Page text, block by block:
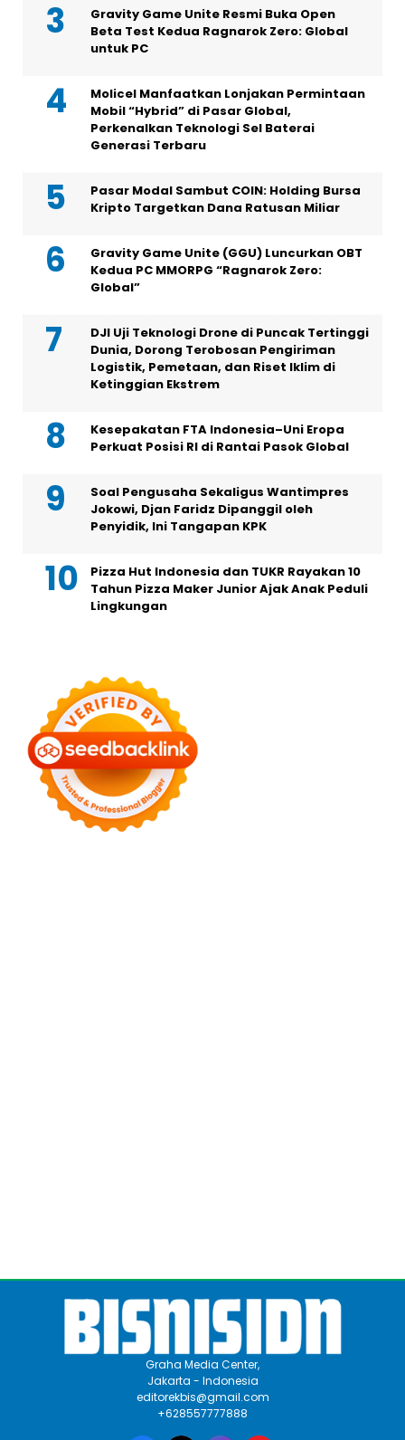
Gravity Game Unite Resmi Buka Open
Beta Test Kedua Ragnarok Zero: Global
untuk PC
Molicel Manfaatkan Lonjakan Permintaan
Mobil “Hybrid” di Pasar Global,
Perkenalkan Teknologi Sel Baterai
Generasi Terbaru
Pasar Modal Sambut COIN: Holding Bursa
Kripto Targetkan Dana Ratusan Miliar
Gravity Game Unite (GGU) Luncurkan OBT
Kedua PC MMORPG “Ragnarok Zero:
Global”
DJI Uji Teknologi Drone di Puncak Tertinggi
Dunia, Dorong Terobosan Pengiriman
Logistik, Pemetaan, dan Riset Iklim di
Ketinggian Ekstrem
Kesepakatan FTA Indonesia–Uni Eropa
Perkuat Posisi RI di Rantai Pasok Global
Soal Pengusaha Sekaligus Wantimpres
Jokowi, Djan Faridz Dipanggil oleh
Penyidik, Ini Tangapan KPK
Pizza Hut Indonesia dan TUKR Rayakan 10
Tahun Pizza Maker Junior Ajak Anak Peduli
Lingkungan
Graha Media Center,
Jakarta - Indonesia
editorekbis@gmail.com
+628557777888